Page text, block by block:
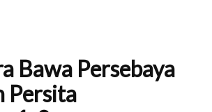
Bawa Persebaya
Persita